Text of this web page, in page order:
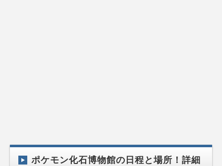
ポケモン化石博物館の日程と場所！詳細